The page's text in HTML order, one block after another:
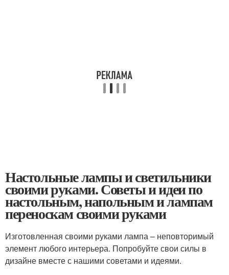
Настольные лампы и светильники
своими руками. Советы и идеи по
настольным, напольным и лампам
переноскам своими руками
Изготовленная своими руками лампа – неповторимый
элемент любого интерьера. Попробуйте свои силы в
дизайне вместе с нашими советами и идеями.